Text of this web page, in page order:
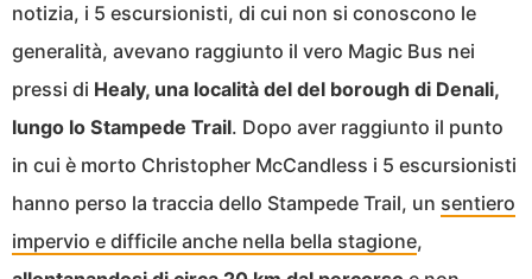
notizia, i 5 escursionisti, di cui non si conoscono le
generalità, avevano raggiunto il vero Magic Bus nei
pressi di Healy, una località del del borough di Denali,
lungo lo Stampede Trail. Dopo aver raggiunto il punto
in cui è morto Christopher McCandless i 5 escursionisti
hanno perso la traccia dello Stampede Trail, un sentiero
impervio e difficile anche nella bella stagione,